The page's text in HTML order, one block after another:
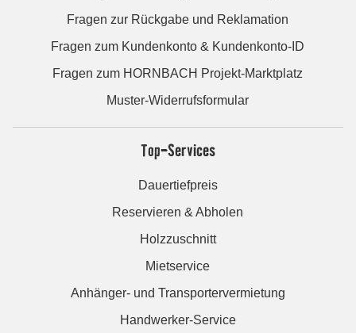
Fragen zur Rückgabe und Reklamation
Fragen zum Kundenkonto & Kundenkonto-ID
Fragen zum HORNBACH Projekt-Marktplatz
Muster-Widerrufsformular
Top-Services
Dauertiefpreis
Reservieren & Abholen
Holzzuschnitt
Mietservice
Anhänger- und Transportervermietung
Handwerker-Service